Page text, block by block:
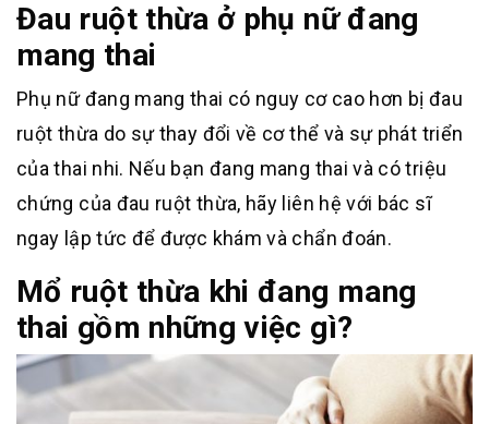
Đau ruột thừa ở phụ nữ đang
mang thai
Phụ nữ đang mang thai có nguy cơ cao hơn bị đau
ruột thừa do sự thay đổi về cơ thể và sự phát triển
của thai nhi. Nếu bạn đang mang thai và có triệu
chứng của đau ruột thừa, hãy liên hệ với bác sĩ
ngay lập tức để được khám và chẩn đoán.
Mổ ruột thừa khi đang mang
thai gồm những việc gì?